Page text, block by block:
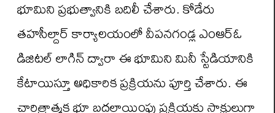
భూమిని ప్రభుత్వానికి బదిలీ చేశారు. కోడేరు
తహసీల్దార్ కార్యాలయంలో వీపనగండ్ల ఎంఆర్‌ఓ
డిజిటల్ లాగిన్ ద్వారా ఈ భూమిని మినీ స్టేడియానికి
కేటాయిస్తూ అధికారిక ప్రక్రియను పూర్తి చేశారు. ఈ
చారిత్రాత్మక భూ బదలాయింపు ప్రక్రియకు సాక్షులుగా